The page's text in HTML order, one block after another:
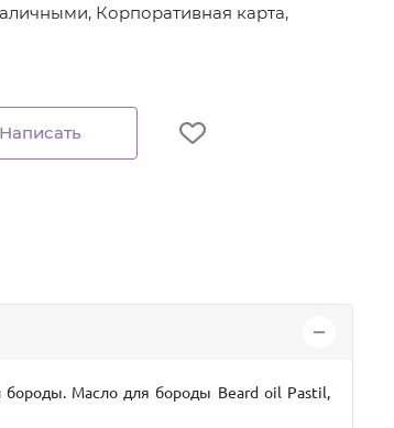
Корпоративная карта,
Написать
бороды. Масло для бороды Beard oil Pastil,